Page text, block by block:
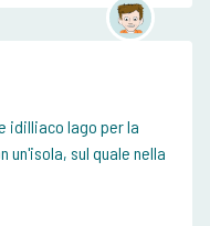
idilliaco lago per la
un'isola, sul quale nella